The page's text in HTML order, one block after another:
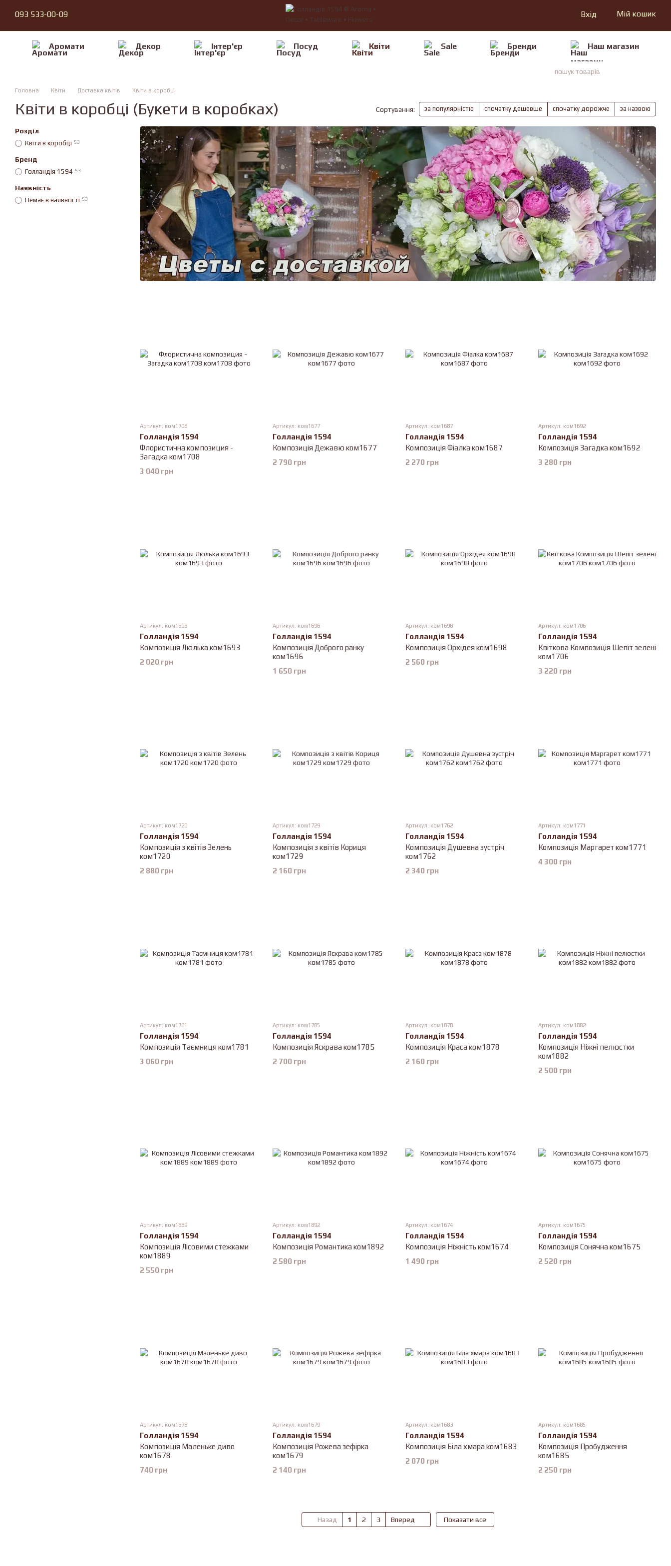
093 533-00-09 Вхід Мій кошик
Аромати Декор Iнтер'єр Посуд Квiти Sale Бренди Наш магазин
Головна Квiти Доставка квітів Квiти в коробцi
Квіти в коробці (Букети в коробках) Сортування: за популярністю спочатку дешевше спочатку дорожче за назвою
Артикул: ком1708
Голландія 1594
Флористична композиция -
Загадка ком1708
3 040 грн
Артикул: ком1677
Голландія 1594
Композиція Дежавю ком1677
2 790 грн
Артикул: ком1687
Голландія 1594
Композиція Фіалка ком1687
2 270 грн
Артикул: ком1692
Голландія 1594
Композиція Загадка ком1692
3 280 грн
Артикул: ком1693
Голландія 1594
Композиція Люлька ком1693
2 020 грн
Артикул: ком1696
Голландія 1594
Композиція Доброго ранку
ком1696
1 650 грн
Артикул: ком1698
Голландія 1594
Композиція Орхідея ком1698
2 560 грн
Артикул: ком1706
Голландія 1594
Квіткова Композиція Шепіт зелені
ком1706
3 220 грн
Артикул: ком1720
Голландія 1594
Композиція з квітів Зелень
ком1720
2 880 грн
Артикул: ком1729
Голландія 1594
Композиція з квітів Кориця
ком1729
2 160 грн
Артикул: ком1762
Голландія 1594
Композиція Душевна зустріч
ком1762
2 340 грн
Артикул: ком1771
Голландія 1594
Композиція Маргарет ком1771
4 300 грн
Артикул: ком1781
Голландія 1594
Композиція Таємниця ком1781
3 060 грн
Артикул: ком1785
Голландія 1594
Композиція Яскрава ком1785
2 700 грн
Артикул: ком1878
Голландія 1594
Композиція Краса ком1878
2 160 грн
Артикул: ком1882
Голландія 1594
Композиція Ніжні пелюстки
ком1882
2 500 грн
Артикул: ком1889
Голландія 1594
Композиція Лісовими стежками
ком1889
2 550 грн
Артикул: ком1892
Голландія 1594
Композиція Романтика ком1892
2 580 грн
Артикул: ком1674
Голландія 1594
Композиція Ніжність ком1674
1 490 грн
Артикул: ком1675
Голландія 1594
Композиція Сонячна ком1675
2 520 грн
Артикул: ком1678
Голландія 1594
Композиція Маленьке диво
ком1678
740 грн
Артикул: ком1679
Голландія 1594
Композиція Рожева зефірка
ком1679
2 140 грн
Артикул: ком1683
Голландія 1594
Композиція Біла хмара ком1683
2 070 грн
Артикул: ком1685
Голландія 1594
Композиція Пробудження
ком1685
2 250 грн
Назад 1 2 3 Вперед Показати все
Розділ
Квiти в коробцi 53
Бренд
Голландія 1594 53
Наявність
Немає в наявності 53